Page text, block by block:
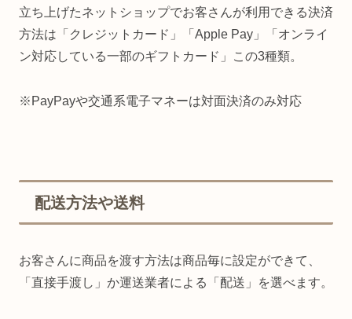
立ち上げたネットショップでお客さんが利用できる決済
方法は「クレジットカード」「Apple Pay」「オンライ
ン対応している一部のギフトカード」この3種類。
※PayPayや交通系電子マネーは対面決済のみ対応
配送方法や送料
お客さんに商品を渡す方法は商品毎に設定ができて、
「直接手渡し」か運送業者による「配送」を選べます。